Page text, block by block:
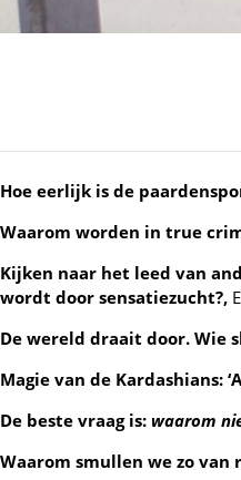
Hoe eerlijk is de
Waarom worden in true
Kijken naar het leed van
wordt door sensatiezucht?,
De wereld draait door. Wie
Magie van de Kardashians:
De beste vraag is: waarom
Waarom smullen we zo